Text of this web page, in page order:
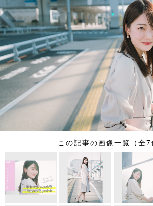
この記事の画像一覧（全7